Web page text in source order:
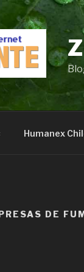
Humanex
DE